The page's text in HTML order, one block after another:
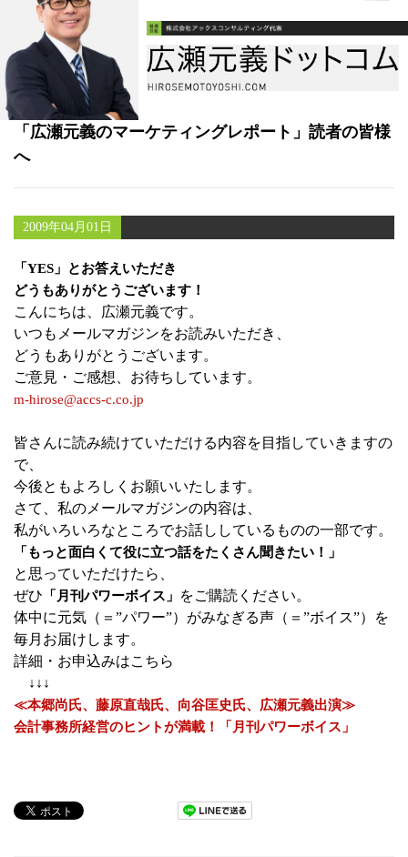
書籍
メールマガジン（無料）
講演・取材依頼
セミナー
「広瀬元義のマーケティングレポート」読者の皆様
へ
2009年04月01日
「YES」とお答えいただき
どうもありがとうございます！
こんにちは、広瀬元義です。
いつもメールマガジンをお読みいただき、
どうもありがとうございます。
ご意見・ご感想、お待ちしています。
m-hirose@accs-c.co.jp
皆さんに読み続けていただける内容を目指していきますの
で、
今後ともよろしくお願いいたします。
さて、私のメールマガジンの内容は、
私がいろいろなところでお話ししているものの一部です。
「もっと面白くて役に立つ話をたくさん聞きたい！」
と思っていただけたら、
ぜひ 「月刊パワーボイス」
をご購読ください。
体中に元気（＝”パワー”）がみなぎる声（＝”ボイス”）を
毎月お届けします。
詳細・お申込みはこちら
↓↓↓
≪本郷尚氏、藤原直哉氏、向谷匡史氏、広瀬元義出演≫
会計事務所経営のヒントが満載！「月刊パワーボイス」